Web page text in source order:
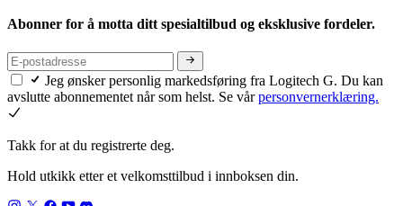
Abonner for å motta ditt spesialtilbud og eksklusive fordeler.
Jeg ønsker personlig markedsføring fra Logitech G. Du kan
avslutte abonnementet når som helst. Se vårpersonvernerklæring.
Takk for at du registrerte deg.
Hold utkikk etter et velkomsttilbud i innboksen din.